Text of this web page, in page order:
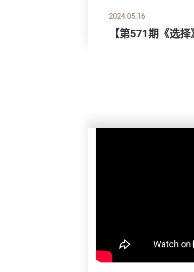
2024.05.16
【第571期《选